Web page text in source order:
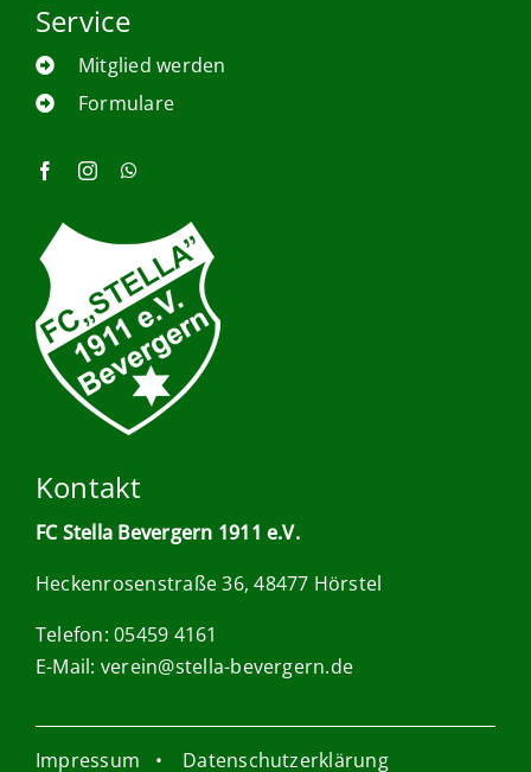
Service
Mitglied werden
Formulare
Kontakt
FC Stella Bevergern 1911 e.V.
Heckenrosenstraße 36, 48477 Hörstel
Telefon: 05459 4161
E-Mail: verein@stella-bevergern.de
Impressum • Datenschutzerklärung